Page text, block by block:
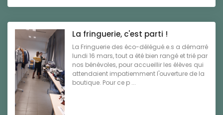
La fringuerie, c'est parti !
La Fringuerie des éco-délégué.e.s a démarré
lundi 16 mars, tout a été bien rangé et trié par
nos bénévoles, pour accueillir les élèves qui
attendaient impatiemment l'ouverture de la
boutique. Pour ce p ...